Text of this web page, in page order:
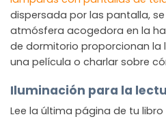
dispersada por las pantalla,
atmósfera acogedora en la
de dormitorio proporcionan la
una película o charlar sobre
Iluminación para la
Lee la última página de tu